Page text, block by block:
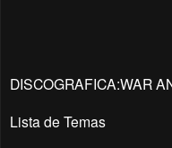
DISCOGRAFICA:WAR
Lista de Temas